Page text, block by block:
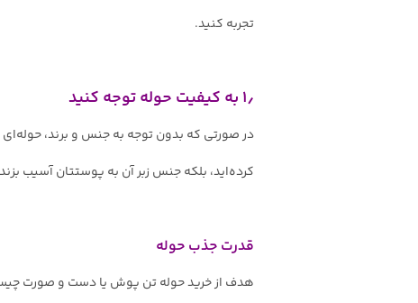
تجربه کنید.
۱٫ به کیفیت حوله توجه کنید
در صورتی که بدون توجه به جنس و برند،
کرده‌اید، بلکه جنس زبر آن به پوستتان آسیب
قدرت جذب حوله
هدف از خرید حوله تن پوش یا دست و صورت